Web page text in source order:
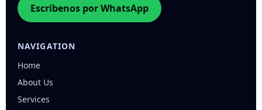
Escríbenos por WhatsApp
NAVIGATION
Home
About Us
Services